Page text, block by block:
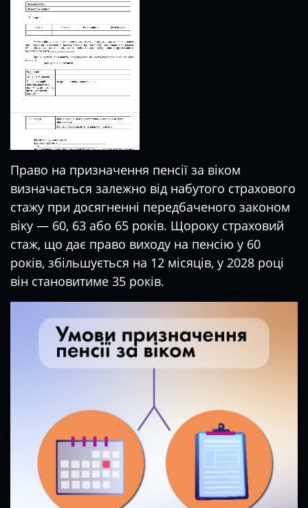
Право на призначення пенсії за віком
визначається залежно від набутого страхового
стажу при досягненні передбаченого законом
віку — 60, 63 або 65 років. Щороку страховий
стаж, що дає право виходу на пенсію у 60
років, збільшується на 12 місяців, у 2028 році
він становитиме 35 років.